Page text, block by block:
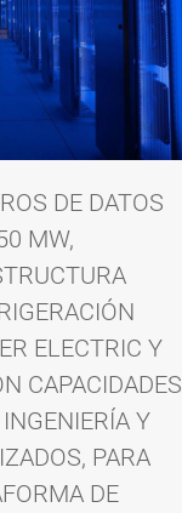
DE DATOS
MW,
ELECTRIC Y
CAPACIDADES
Y
PARA
DE